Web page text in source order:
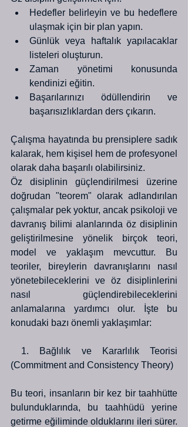
Hedefler belirleyin ve bu hedeflere
ulaşmak için bir plan yapın.
Günlük veya haftalık yapılacaklar
listeleri oluşturun.
Zaman yönetimi konusunda
kendinizi eğitin.
Başarılarınızı ödüllendirin ve
başarısızlıklardan ders çıkarın.
Çalışma hayatında bu prensiplere sadık
kalarak, hem kişisel hem de profesyonel
olarak daha başarılı olabilirsiniz.
Öz disiplinin güçlendirilmesi üzerine
doğrudan "teorem" olarak adlandırılan
çalışmalar pek yoktur, ancak psikoloji ve
davranış bilimi alanlarında öz disiplinin
geliştirilmesine yönelik birçok teori,
model ve yaklaşım mevcuttur. Bu
teoriler, bireylerin davranışlarını nasıl
yönetebileceklerini ve öz disiplinlerini
nasıl güçlendirebileceklerini
anlamalarına yardımcı olur. İşte bu
konudaki bazı önemli yaklaşımlar:
1. Bağlılık ve Kararlılık Teorisi
(Commitment and Consistency Theory)
Bu teori, insanların bir kez bir taahhütte
bulunduklarında, bu taahhüdü yerine
getirme eğiliminde olduklarını ileri sürer.